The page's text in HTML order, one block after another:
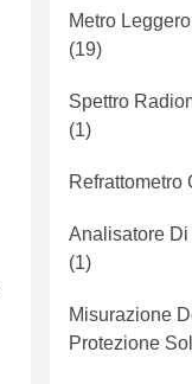
Metro
(19)
Spettro
(1)
Refrattometro
Analisatore
(1)
Misurazione
Protezione